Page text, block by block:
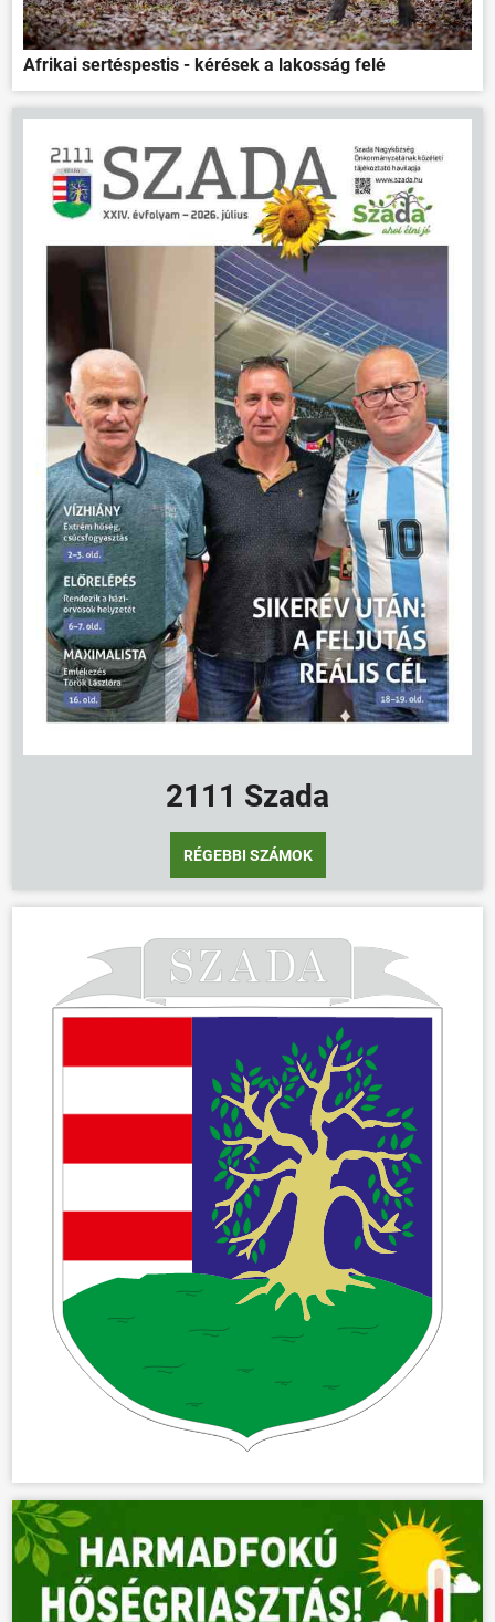
ÖNKORMÁNYZAT
ÜGYINTÉZÉS
KÖZÖSSÉG
HÍREK
VÁLASZTÁSOK
Afrikai sertéspestis - kérések a lakosság felé
2111 Szada
RÉGEBBI SZÁMOK